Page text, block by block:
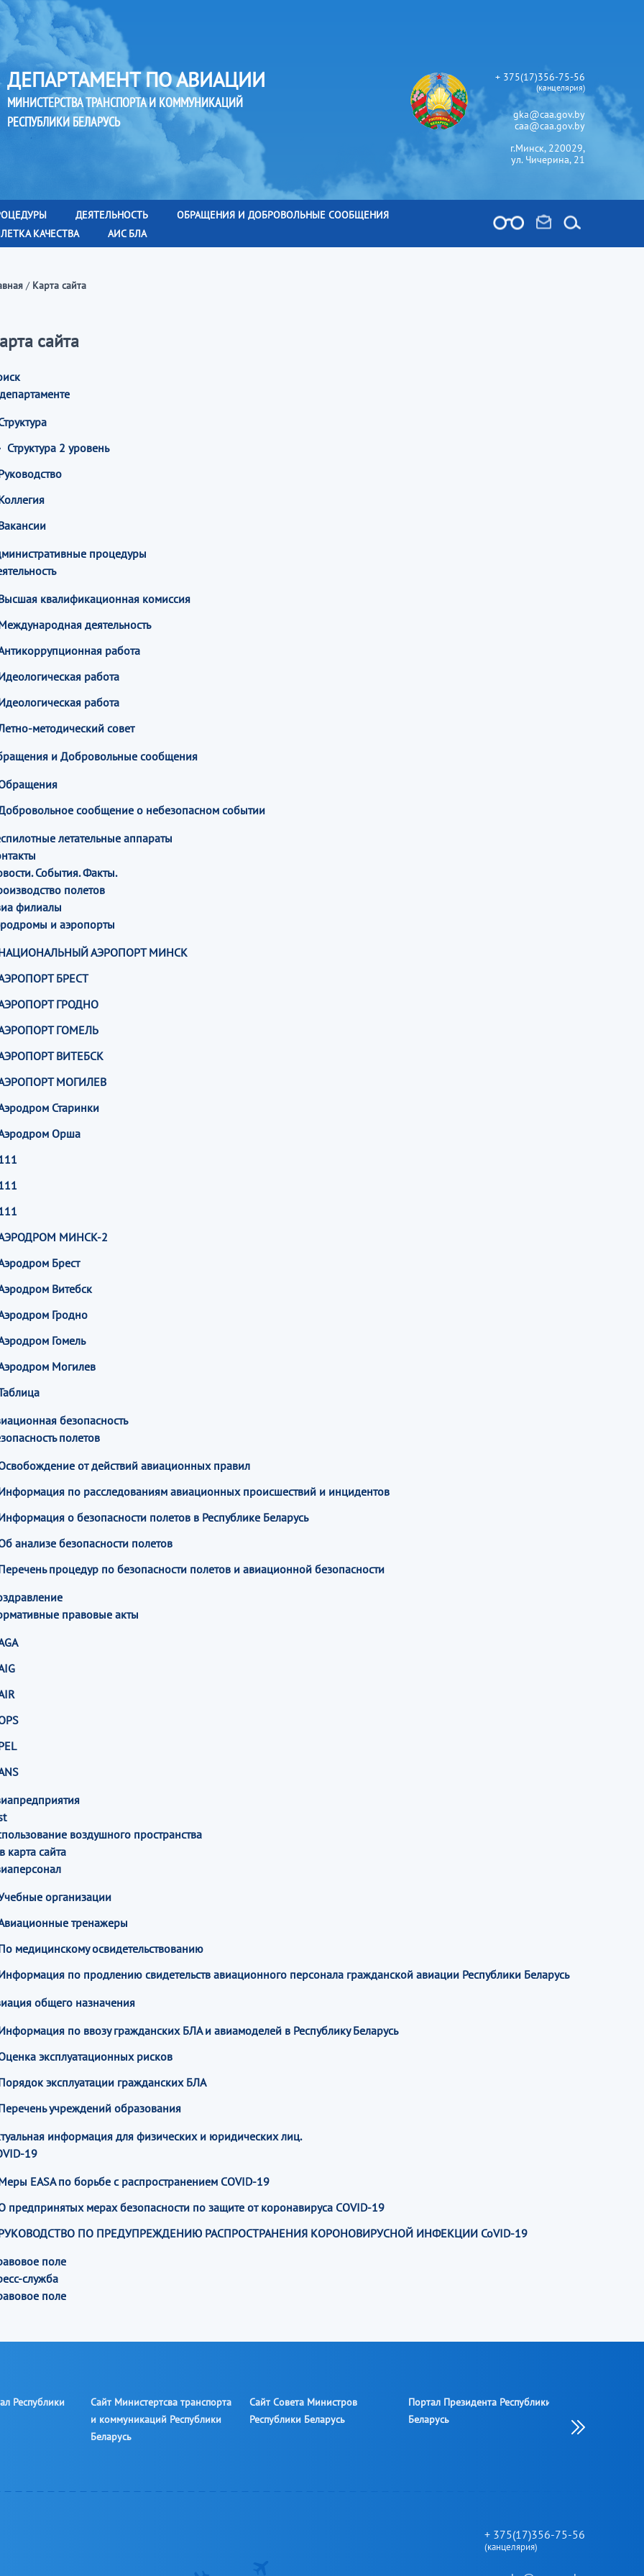
ДЕПАРТАМЕНТ ПО АВИАЦИИ
МИНИСТЕРСТВА ТРАНСПОРТА И КОММУНИКАЦИЙ
РЕСПУБЛИКИ БЕЛАРУСЬ
+ 375(17)356-75-56
(канцелярия)
gka@caa.gov.by
caa@caa.gov.by
г.Минск, 220029,
ул. Чичерина, 21
ДЕЯТЕЛЬНОСТЬ
ОБРАЩЕНИЯ И ДОБРОВОЛЬНЫЕ СООБЩЕНИЯ
КАЧЕСТВА АИС БЛА
/ Карта сайта
сайта
Структура 2 уровень
процедуры
квалификационная комиссия
деятельность
работа
работа
работа
методический совет
и Добровольные сообщения
сообщение о небезопасном событии
летательные аппараты
События. Факты.
полетов
филиалы
и аэропорты
АЭРОПОРТ МИНСК
БРЕСТ
ГРОДНО
ГОМЕЛЬ
ВИТЕБСК
МОГИЛЕВ
Старинки
Орша
МИНСК-2
Брест
Витебск
Гродно
Гомель
Могилев
безопасность
полетов
от действий авиационных правил
по расследованиям авиационных происшествий и инцидентов
о безопасности полетов в Республике Беларусь
анализе безопасности полетов
процедур по безопасности полетов и авиационной безопасности
правовые акты
воздушного пространства
карта сайта
организации
тренажеры
медицинскому освидетельствованию
по продлению свидетельств авиационного персонала гражданской авиации Республики Беларусь
общего назначения
по ввозу гражданских БЛА и авиамоделей в Республику Беларусь
эксплуатационных рисков
эксплуатации гражданских БЛА
учреждений образования
информация для физических и юридических лиц.
19
EASA по борьбе с распространением COVID-19
предпринятых мерах безопасности по защите от коронавируса COVID-19
ПО ПРЕДУПРЕЖДЕНИЮ РАСПРОСТРАНЕНИЯ КОРОНОВИРУСНОЙ ИНФЕКЦИИ CoVID-19
поле
служба
поле
Республики
Сайт Министертсва транспорта
и коммуникаций Республики
Беларусь
Сайт Совета Министров
Республики Беларусь
Портал Президента Республики
Беларусь
информации
+ 375(17)356-75-56
(канцелярия)